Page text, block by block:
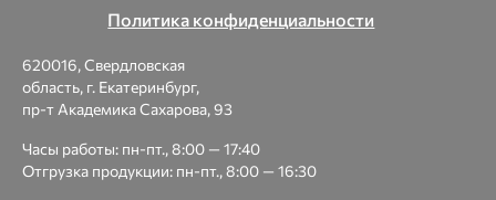
Политика конфиденциальности
620016, Свердловская
область, г. Екатеринбург,
пр-т Академика Сахарова, 93
Часы работы: пн-пт., 8:00 — 17:40
Отгрузка продукции: пн-пт., 8:00 — 16:30